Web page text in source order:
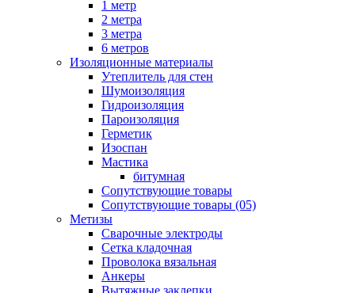
1 метр
2 метра
3 метра
6 метров
Изоляционные материалы
Утеплитель для стен
Шумоизоляция
Гидроизоляция
Пароизоляция
Герметик
Изоспан
Мастика
битумная
Сопутствующие товары
Сопутствующие товары (05)
Метизы
Сварочные электроды
Сетка кладочная
Проволока вязальная
Анкеры
Вытяжные заклепки